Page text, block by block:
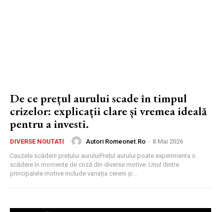
De ce prețul aurului scade în timpul
crizelor: explicații clare și vremea ideală
pentru a investi.
DIVERSE NOUTATI Autori Romeonet.ro - 8 Mai 2026
Cauzele scăderii prețului auruluiPrețul aurului poate experimenta o
scădere în momente de criză din diverse motive. Unul dintre
principalele motive include variația cererii și...